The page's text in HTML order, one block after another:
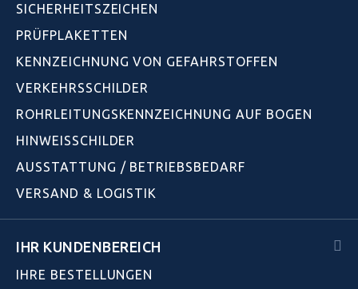
SICHERHEITSZEICHEN
PRÜFPLAKETTEN
KENNZEICHNUNG VON GEFAHRSTOFFEN
VERKEHRSSCHILDER
ROHRLEITUNGSKENNZEICHNUNG AUF BOGEN
HINWEISSCHILDER
AUSSTATTUNG / BETRIEBSBEDARF
VERSAND & LOGISTIK
IHR KUNDENBEREICH
IHRE BESTELLUNGEN